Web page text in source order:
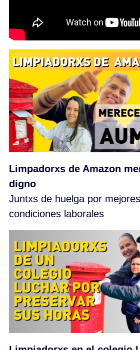
Limpadorxs de Amazon
digno
Juntxs de huelga por
condiciones laborales